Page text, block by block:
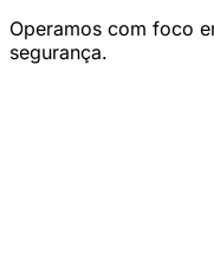
Operamos com foco
segurança.